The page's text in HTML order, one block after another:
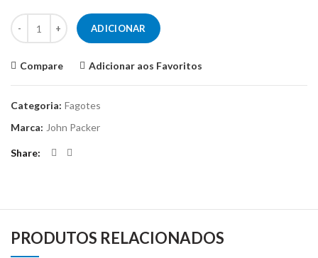
Quantidade de Fagote John Packer JP191
ADICIONAR
Compare Adicionar aos Favoritos
Categoria: Fagotes
Marca: John Packer
Share
PRODUTOS RELACIONADOS